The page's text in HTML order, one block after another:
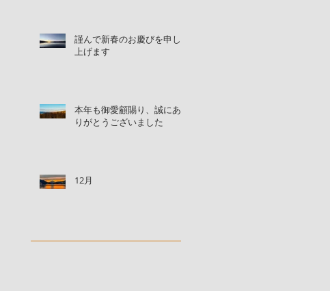
謹んで新春のお慶びを申し
上げます
本年も御愛顧賜り、誠にあ
りがとうございました
12月